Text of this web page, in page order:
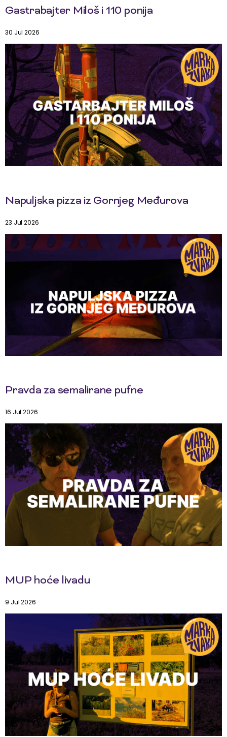
Gastrabajter Miloš i 110 ponija
30 Jul 2026
Napuljska pizza iz Gornjeg Međurova
23 Jul 2026
Pravda za semalirane pufne
16 Jul 2026
MUP hoće livadu
9 Jul 2026